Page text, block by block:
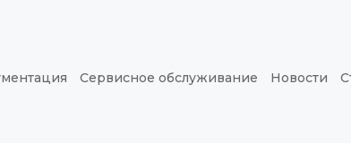
Сервисное обслуживание Новости